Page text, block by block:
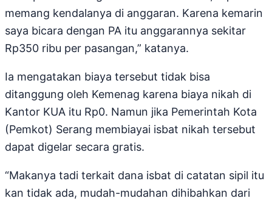
memang kendalanya di anggaran. Karena kemarin
saya bicara dengan PA itu anggarannya sekitar
Rp350 ribu per pasangan,” katanya.
Ia mengatakan biaya tersebut tidak bisa
ditanggung oleh Kemenag karena biaya nikah di
Kantor KUA itu Rp0. Namun jika Pemerintah Kota
(Pemkot) Serang membiayai isbat nikah tersebut
dapat digelar secara gratis.
“Makanya tadi terkait dana isbat di catatan sipil itu
kan tidak ada, mudah-mudahan dihibahkan dari